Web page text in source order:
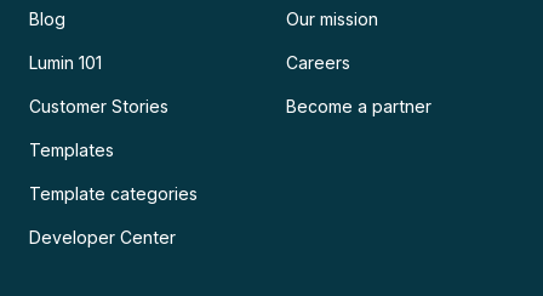
Blog
Lumin 101
Customer Stories
Templates
Template categories
Developer Center
Our mission
Careers
Become a partner